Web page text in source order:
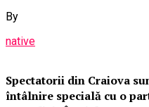
By
native
Spectatorii din Craiova
întâlnire specială cu o